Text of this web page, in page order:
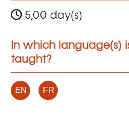
5,00 day(s)
In which language(s)
taught?
EN FR